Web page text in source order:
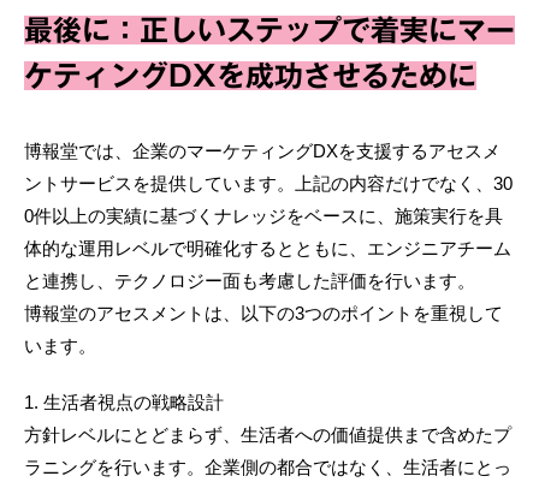
最後に：正しいステップで着実にマー
ケティングDXを成功させるために
博報堂では、企業のマーケティングDXを支援するアセスメ
ントサービスを提供しています。上記の内容だけでなく、30
0件以上の実績に基づくナレッジをベースに、施策実行を具
体的な運用レベルで明確化するとともに、エンジニアチーム
と連携し、テクノロジー面も考慮した評価を行います。
博報堂のアセスメントは、以下の3つのポイントを重視して
います。
1. 生活者視点の戦略設計
方針レベルにとどまらず、生活者への価値提供まで含めたプ
ラニングを行います。企業側の都合ではなく、生活者にとっ